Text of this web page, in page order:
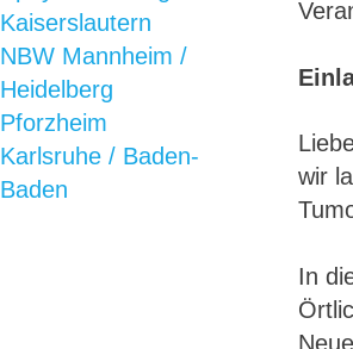
Kaiserslautern
NBW Mannheim /
Heidelberg
Pforzheim
Karlsruhe / Baden-
Baden
wir
In